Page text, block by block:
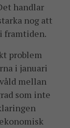
handlar
nog att
framtiden.
problem
i januari
mellan
som inte